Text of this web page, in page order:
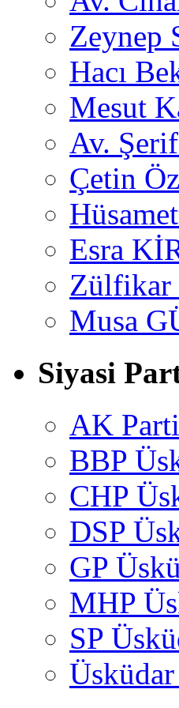
Zeynep
Hacı
Mesut
Av.
Çetin
Esra
Musa
Siyasi
AK
BBP
CHP
DSP
GP
MHP
SP